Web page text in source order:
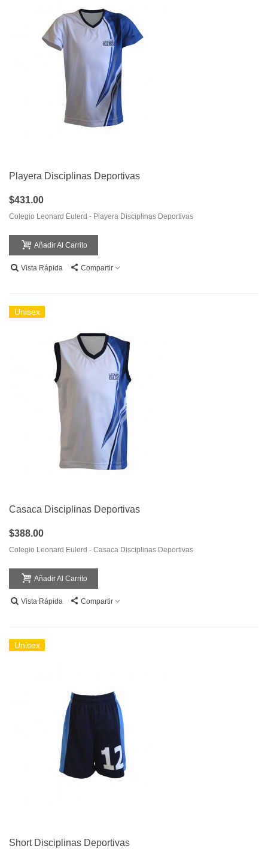
Playera Disciplinas Deportivas
$431.00
Colegio Leonard Eulerd - Playera Disciplinas Deportivas
Añadir Al Carrito
Vista Rápida Compartir
Unisex
Casaca Disciplinas Deportivas
$388.00
Colegio Leonard Eulerd - Casaca Disciplinas Deportivas
Añadir Al Carrito
Vista Rápida Compartir
Unisex
Short Disciplinas Deportivas